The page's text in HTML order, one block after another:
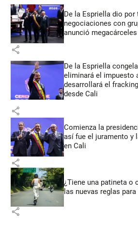
De la Espriella dio
negociaciones con
anunció megacárceles
share
De la Espriella
eliminará el impuesto
desarrollará el
desde Cali
share
Comienza la
así fue el juramento y
en Cali
share
¿Tiene una patineta o
las nuevas reglas
share